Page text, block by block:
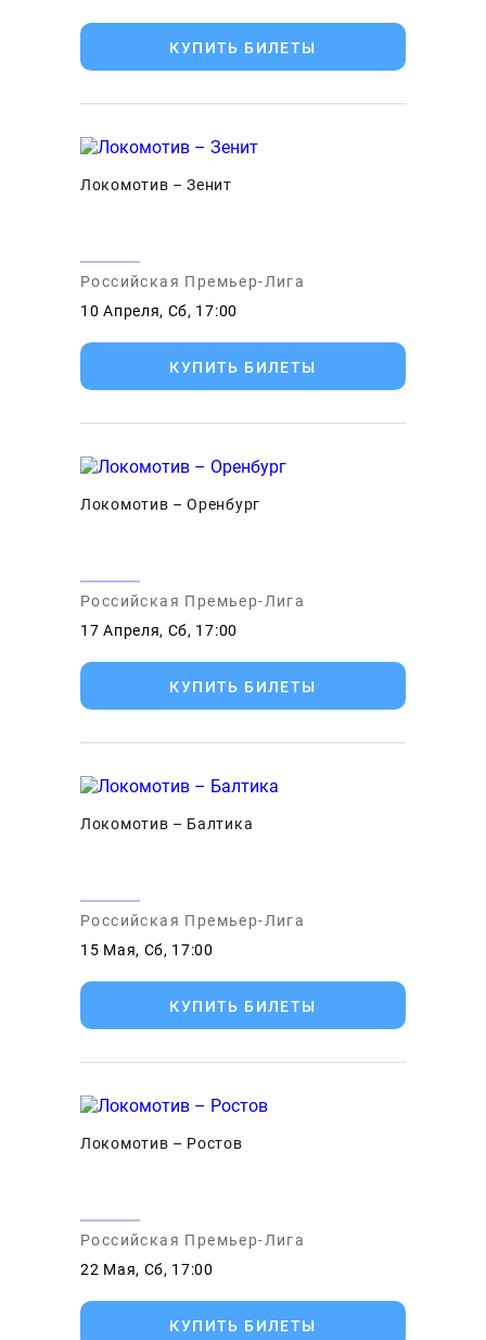
КУПИТЬ БИЛЕТЫ
Локомотив – Зенит
Российская Премьер-Лига
10 Апреля, Сб, 17:00
КУПИТЬ БИЛЕТЫ
Локомотив – Оренбург
Российская Премьер-Лига
17 Апреля, Сб, 17:00
КУПИТЬ БИЛЕТЫ
Локомотив – Балтика
Российская Премьер-Лига
15 Мая, Сб, 17:00
КУПИТЬ БИЛЕТЫ
Локомотив – Ростов
Российская Премьер-Лига
22 Мая, Сб, 17:00
КУПИТЬ БИЛЕТЫ